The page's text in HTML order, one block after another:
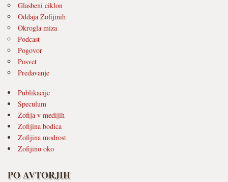
Glasbeni ciklon
Oddaja Zofijinih
Okrogla miza
Podcast
Pogovor
Posvet
Predavanje
Publikacije
Speculum
Zofija v medijih
Zofijina bodica
Zofijina modrost
Zofijino oko
PO AVTORJIH